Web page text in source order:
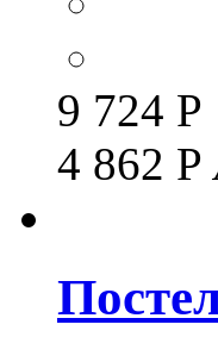
9 724 Р
4 862 Р